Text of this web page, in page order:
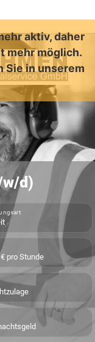
aktiv, daher
mehr möglich.
Sie in unserem
d)
pro Stunde